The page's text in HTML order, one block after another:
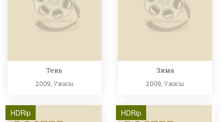
Тень
2009, Ужасы
Зима
2009,Ужасы
HDRip HDRip